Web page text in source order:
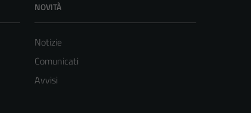
NOVITÀ
Notizie
Comunicati
Avvisi